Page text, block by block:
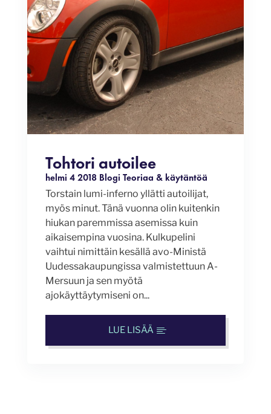
Tohtori autoilee
helmi 4 2018 Blogi Teoriaa & käytäntöä
Torstain lumi-inferno yllätti autoilijat,
myös minut. Tänä vuonna olin kuitenkin
hiukan paremmissa asemissa kuin
aikaisempina vuosina. Kulkupelini
vaihtui nimittäin kesällä avo-Ministä
Uudessakaupungissa valmistettuun A-
Mersuun ja sen myötä
ajokäyttäytymiseni on...
LUE LISÄÄ